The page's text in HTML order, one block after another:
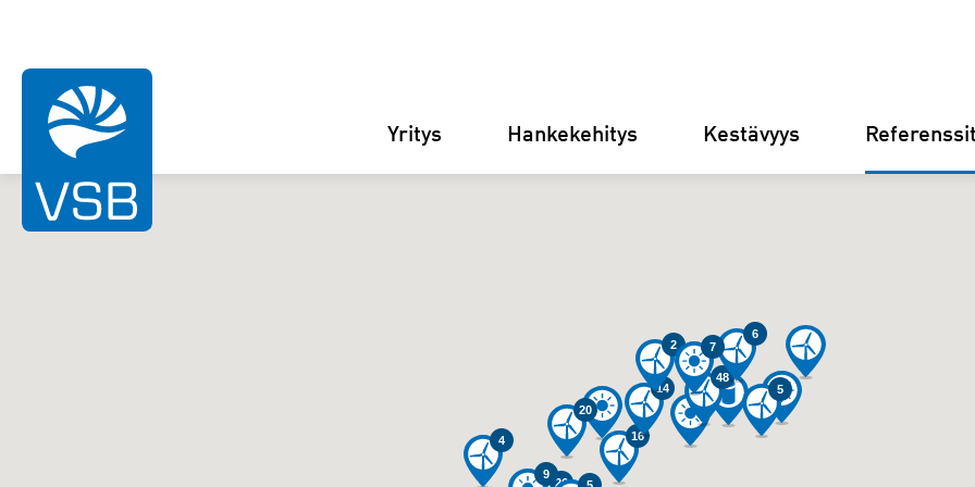
Saksa Suomi
Yritys Hankekehitys Kestävyys
16
20
48
5
14
6
26
2
4
9
7